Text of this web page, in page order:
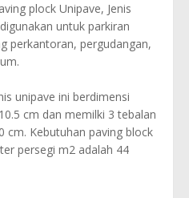
plock Unipave, Jenis
untuk parkiran
perkantoran, pergudangan,
unipave ini berdimensi
cm dan memilki 3 tebalan
cm. Kebutuhan paving block
persegi m2 adalah 44